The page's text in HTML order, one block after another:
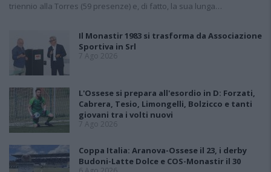
triennio alla Torres (59 presenze) e, di fatto, la sua lunga…
Il Monastir 1983 si trasforma da Associazione
Sportiva in Srl
7 Ago 2026
L'Ossese si prepara all'esordio in D: Forzati,
Cabrera, Tesio, Limongelli, Bolzicco e tanti
giovani tra i volti nuovi
7 Ago 2026
Coppa Italia: Aranova-Ossese il 23, i derby
Budoni-Latte Dolce e COS-Monastir il 30